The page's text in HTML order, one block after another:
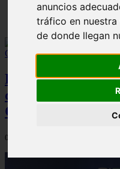
anuncios
tráfico en
de donde llegan
República Dominicana
Estudiantes de
con éxito el curso
Comercial
05/08/2026